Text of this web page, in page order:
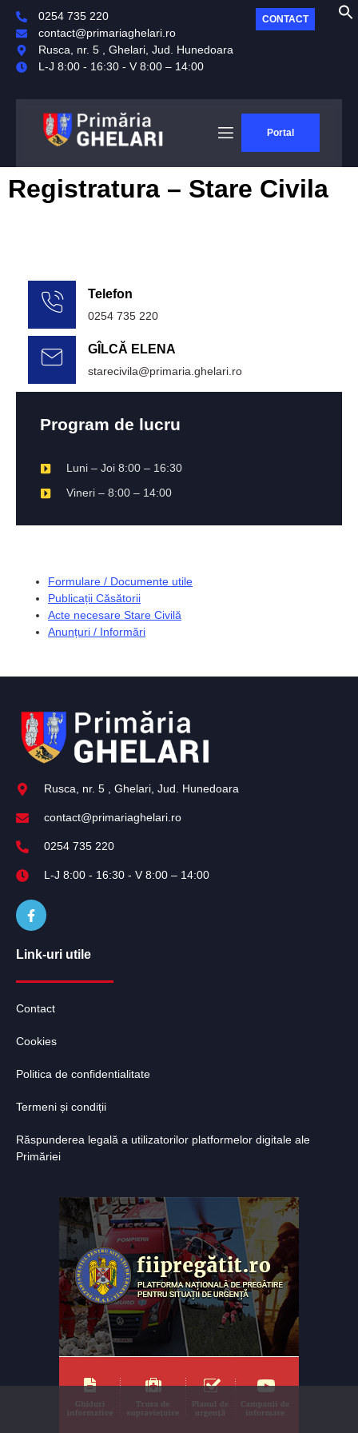
0254 735 220
contact@primariaghelari.ro
Rusca, nr. 5 , Ghelari, Jud. Hunedoara
L-J 8:00 - 16:30 - V 8:00 – 14:00
CONTACT
Portal
Registratura – Stare Civila
Telefon
0254 735 220
GÎLCĂ ELENA
starecivila@primaria.ghelari.ro
Program de lucru
Luni – Joi 8:00 – 16:30
Vineri – 8:00 – 14:00
Formulare / Documente utile
Publicații Căsătorii
Acte necesare Stare Civilă
Anunțuri / Informări
Rusca, nr. 5 , Ghelari, Jud. Hunedoara
contact@primariaghelari.ro
0254 735 220
L-J 8:00 - 16:30 - V 8:00 – 14:00
Link-uri utile
Contact
Cookies
Politica de confidentialitate
Termeni și condiții
Răspunderea legală a utilizatorilor platformelor digitale ale
Primăriei